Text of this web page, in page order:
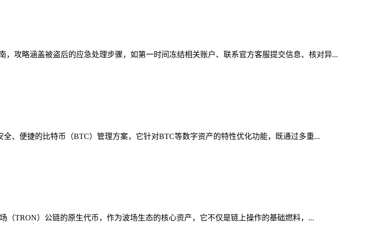
攻略涵盖被盗后的应急处理步骤，如第一时间冻结相关账户、联系官方客服提交信息、核对异...
、便捷的比特币（BTC）管理方案，它针对BTC等数字资产的特性优化功能，既通过多重...
TRON）公链的原生代币，作为波场生态的核心资产，它不仅是链上操作的基础燃料，...